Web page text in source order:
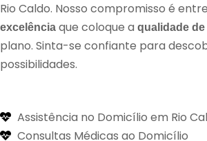
Rio Caldo. Nosso compromisso é
excelência que coloque a qualidade
plano. Sinta-se confiante para
possibilidades.
Assistência no Domicílio em Rio
Consultas Médicas ao Domicílio